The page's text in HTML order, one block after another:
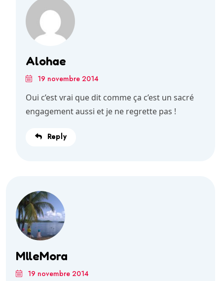
Alohae
19 novembre 2014
Oui c’est vrai que dit comme ça c’est un sacré
engagement aussi et je ne regrette pas !
Reply
MlleMora
19 novembre 2014